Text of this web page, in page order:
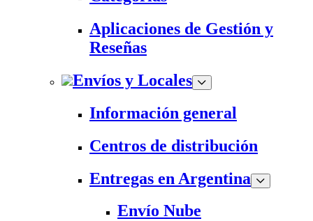
Aplicaciones de Gestión y
Reseñas
Envíos y Locales
Información general
Centros de distribución
Entregas en Argentina
Envío Nube